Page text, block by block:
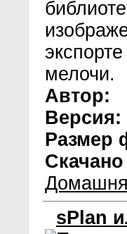
мелочи.
Автор:
Версия:
Размер
Скачано
sPlan